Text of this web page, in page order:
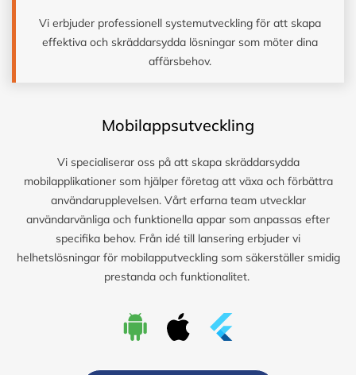
Vi erbjuder professionell systemutveckling för att skapa
effektiva och skräddarsydda lösningar som möter dina
affärsbehov.
Mobilappsutveckling
Vi specialiserar oss på att skapa skräddarsydda
mobilapplikationer som hjälper företag att växa och förbättra
användarupplevelsen. Vårt erfarna team utvecklar
användarvänliga och funktionella appar som anpassas efter
specifika behov. Från idé till lansering erbjuder vi
helhetslösningar för mobilapputveckling som säkerställer smidig
prestanda och funktionalitet.